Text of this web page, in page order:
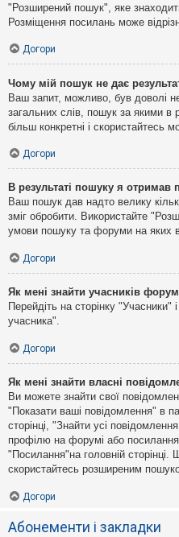
"Розширений пошук", яке
Розміщення посилань може
Догори
Чому мій пошук не дає
Ваш запит, можливо, був доволі
загальних слів, пошук за якими
більш конкретні і скористайтесь
Догори
В результаті пошуку я отримав
Ваш пошук дав надто велику
зміг обробити. Використайте
умови пошуку та форуми на яких
Догори
Як мені знайти учасників
Перейдіть на сторінку "Учасники"
учасника".
Догори
Як мені знайти власні
Ви можете знайти свої
"Показати ваші повідомлення" в
сторінці, "Знайти усі
профілю на форумі або
"Посилання"на головній
скористайтесь розширеним
Догори
Абонементи і закладки